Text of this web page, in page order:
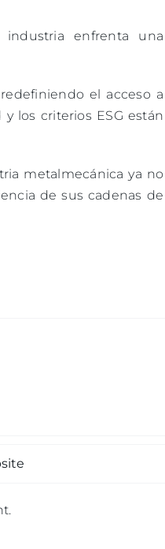
enfrenta una
el acceso a
los criterios ESG están
metalmecánica ya no
de sus cadenas de